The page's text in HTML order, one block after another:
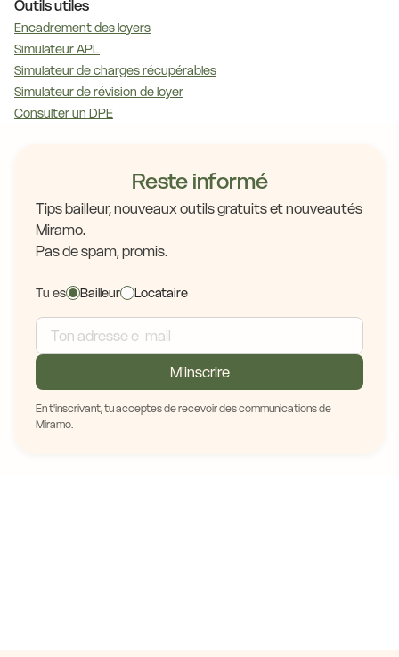
Outils utiles
Encadrement des loyers
Simulateur APL
Simulateur de charges récupérables
Simulateur de révision de loyer
Consulter un DPE
Reste informé
Tips bailleur, nouveaux outils gratuits et nouveautés
Miramo.
Pas de spam, promis.
Tu es Bailleur Locataire
M'inscrire
En t'inscrivant, tu acceptes de recevoir des communications de
Miramo.